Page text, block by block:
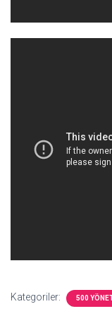
Kategoriler: 500